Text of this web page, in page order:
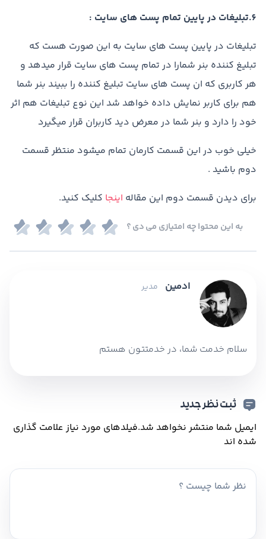
6.تبلیغات در پایین تمام پست های سایت :
تبلیغات در پایین پست های سایت به این صورت هست که
تبلیغ کننده بنر شمارا در تمام پست های سایت قرار میدهد و
هر کاربری که ان پست های سایت تبلیغ کننده را ببیند بنر شما
هم برای کاربر نمایش داده خواهد شد این نوع تبلیغات هم اثر
خود را دارد و بنر شما در معرض دید کاربران قرار میگیرد
خیلی خوب در این قسمت کارمان تمام میشود منتظر قسمت
دوم باشید .
برای دیدن قسمت دوم این مقاله اینجا کلیک کنید.
به این محتوا چه امتیازی می دی ؟
ادمین مدیر
سلام خدمت شما، در خدمتتون هستم
ثبت نظر جدید
ایمیل شما منتشر نخواهد شد.فیلدهای مورد نیاز علامت گذاری
شده اند